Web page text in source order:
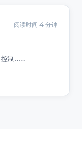
阅读时间 4 分钟
控制……